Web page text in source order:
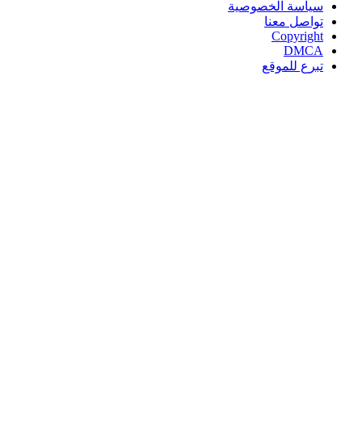
سياسة الخصوصية
تواصل معنا
Copyright
DMCA
تبرع للموقع